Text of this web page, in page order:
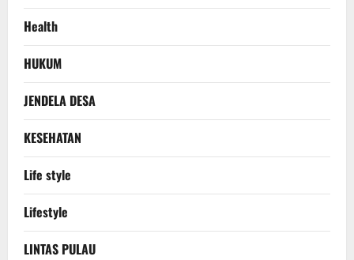
Health
HUKUM
JENDELA DESA
KESEHATAN
Life style
Lifestyle
LINTAS PULAU